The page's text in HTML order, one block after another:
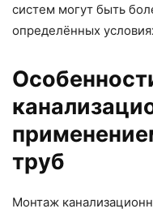
систем могут быть
определённых
труб
Монтаж